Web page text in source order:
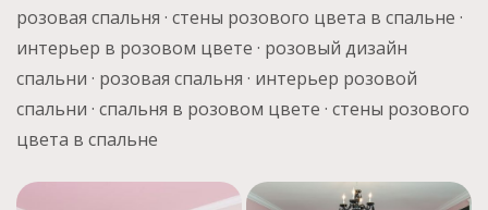
розовая спальня · стены розового цвета в спальне ·
интерьер в розовом цвете · розовый дизайн
спальни · розовая спальня · интерьер розовой
спальни · спальня в розовом цвете · стены розового
цвета в спальне